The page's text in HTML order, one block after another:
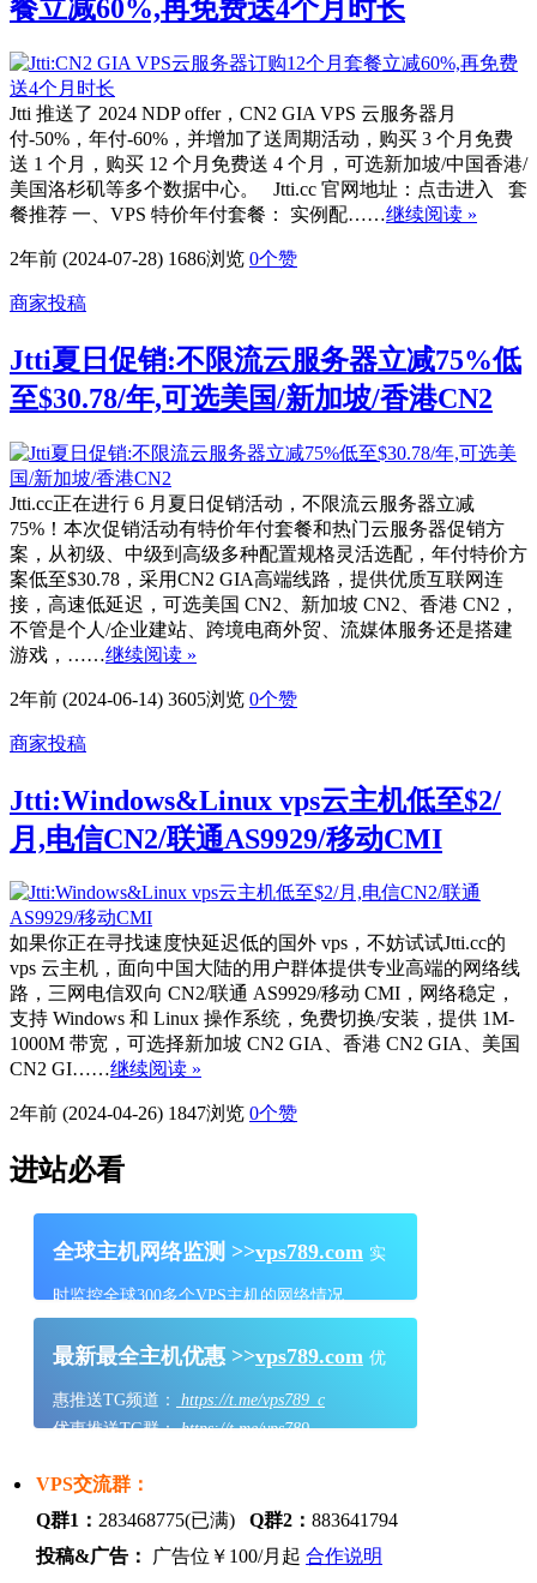
餐立减60%,再免费送4个月时长
Jtti 推送了 2024 NDP offer，CN2 GIA VPS 云服务器月
付-50%，年付-60%，并增加了送周期活动，购买 3 个月免费
送 1 个月，购买 12 个月免费送 4 个月，可选新加坡/中国香港/
美国洛杉矶等多个数据中心。 Jtti.cc 官网地址：点击进入 套
餐推荐 一、VPS 特价年付套餐： 实例配……继续阅读 »
2年前 (2024-07-28) 1686浏览 0个赞
商家投稿
Jtti夏日促销:不限流云服务器立减75%低
至$30.78/年,可选美国/新加坡/香港CN2
Jtti.cc正在进行 6 月夏日促销活动，不限流云服务器立减
75%！本次促销活动有特价年付套餐和热门云服务器促销方
案，从初级、中级到高级多种配置规格灵活选配，年付特价方
案低至$30.78，采用CN2 GIA高端线路，提供优质互联网连
接，高速低延迟，可选美国 CN2、新加坡 CN2、香港 CN2，
不管是个人/企业建站、跨境电商外贸、流媒体服务还是搭建
游戏，……继续阅读 »
2年前 (2024-06-14) 3605浏览 0个赞
商家投稿
Jtti:Windows&Linux vps云主机低至$2/
月,电信CN2/联通AS9929/移动CMI
如果你正在寻找速度快延迟低的国外 vps，不妨试试Jtti.cc的
vps 云主机，面向中国大陆的用户群体提供专业高端的网络线
路，三网电信双向 CN2/联通 AS9929/移动 CMI，网络稳定，
支持 Windows 和 Linux 操作系统，免费切换/安装，提供 1M-
1000M 带宽，可选择新加坡 CN2 GIA、香港 CN2 GIA、美国
CN2 GI……继续阅读 »
2年前 (2024-04-26) 1847浏览 0个赞
进站必看
全球主机网络监测 >>vps789.com 实
时监控全球300多个VPS主机的网络情况
最新最全主机优惠 >>vps789.com 优
惠推送TG频道：
https://t.me/vps789_c
优惠推送TG群：https://t.me/vps789
VPS交流群：
Q群1： 283468775(已满) Q群2： 883641794
投稿&广告：
广告位￥100/月起 合作说明